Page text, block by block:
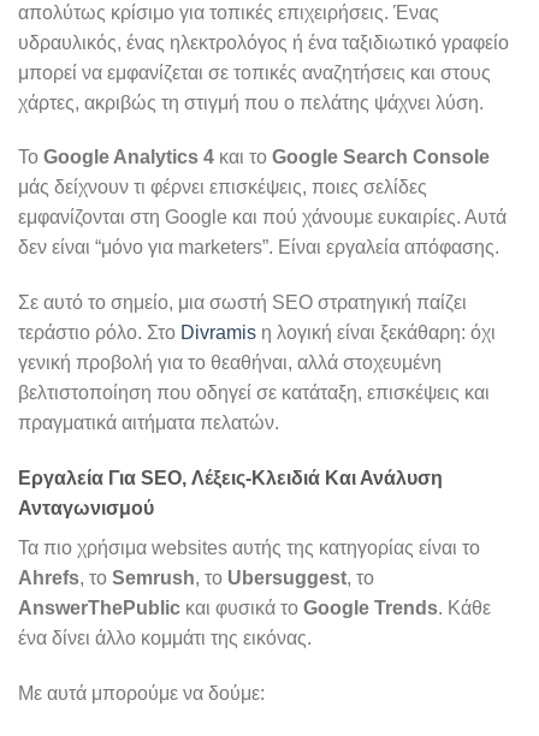
απολύτως κρίσιμο για τοπικές επιχειρήσεις. Ένας
υδραυλικός, ένας ηλεκτρολόγος ή ένα ταξιδιωτικό γραφείο
μπορεί να εμφανίζεται σε τοπικές αναζητήσεις και στους
χάρτες, ακριβώς τη στιγμή που ο πελάτης ψάχνει λύση.
Το Google Analytics 4 και το Google Search Console
μάς δείχνουν τι φέρνει επισκέψεις, ποιες σελίδες
εμφανίζονται στη Google και πού χάνουμε ευκαιρίες. Αυτά
δεν είναι “μόνο για marketers”. Είναι εργαλεία απόφασης.
Σε αυτό το σημείο, μια σωστή SEO στρατηγική παίζει
τεράστιο ρόλο. Στο Divramis η λογική είναι ξεκάθαρη: όχι
γενική προβολή για το θεαθήναι, αλλά στοχευμένη
βελτιστοποίηση που οδηγεί σε κατάταξη, επισκέψεις και
πραγματικά αιτήματα πελατών.
Εργαλεία Για SEO, Λέξεις-Κλειδιά Και Ανάλυση
Ανταγωνισμού
Τα πιο χρήσιμα websites αυτής της κατηγορίας είναι το
Ahrefs, το Semrush, το Ubersuggest, το
AnswerThePublic και φυσικά το Google Trends. Κάθε
ένα δίνει άλλο κομμάτι της εικόνας.
Με αυτά μπορούμε να δούμε: